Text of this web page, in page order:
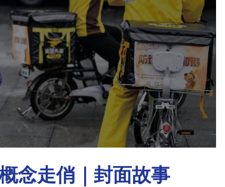
念走俏｜封面故事